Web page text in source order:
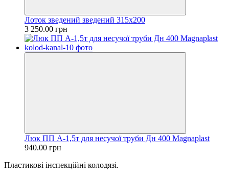
Лоток зведений зведений 315х200
3 250.00 грн
Люк ПП А-1,5т для несучої труби Дн 400 Magnaplast
940.00 грн
Пластикові інспекційні колодязі.